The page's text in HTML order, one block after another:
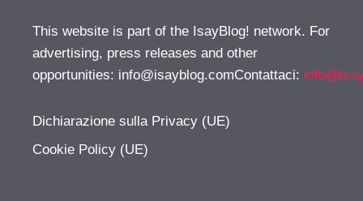
This website is part of the IsayBlog! network. For
advertising, press releases and other
opportunities: info@isayblog.comContattaci:
Dichiarazione sulla Privacy (UE)
Cookie Policy (UE)